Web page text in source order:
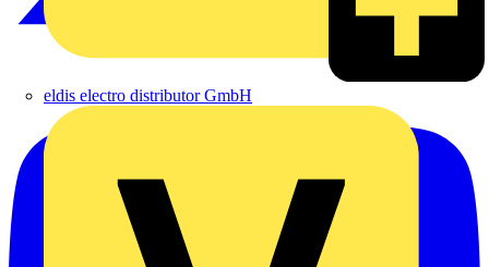
eldis electro distributor GmbH